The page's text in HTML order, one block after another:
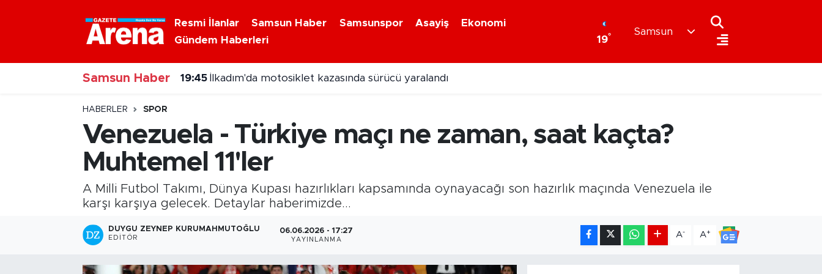
Resmi İlanlar Samsun Haber Samsunspor Asayiş
Ekonomi
Gündem Haberleri
19°
Samsun
Samsun Haber 19:45 İlkadım'da motosiklet kazasında sürücü yaralandı
HABERLER SPOR
Venezuela - Türkiye maçı ne zaman, saat kaçta?
Muhtemel 11'ler
A Milli Futbol Takımı, Dünya Kupası hazırlıkları kapsamında oynayacağı son hazırlık maçında Venezuela ile
karşı karşıya gelecek. Detaylar haberimizde...
DUYGU ZEYNEP KURUMAHMUTOĞLU
EDITÖR
06.06.2026 - 17:27
YAYINLANMA
A- A+
Nöbetçi Eczaneler
Hava Durumu
Samsun Namaz Vakitleri
Trafik Durumu
Süper Lig Puan Durumu ve Fikstür
Tüm Manşetler
Son Dakika Haberleri
Haber Arşivi